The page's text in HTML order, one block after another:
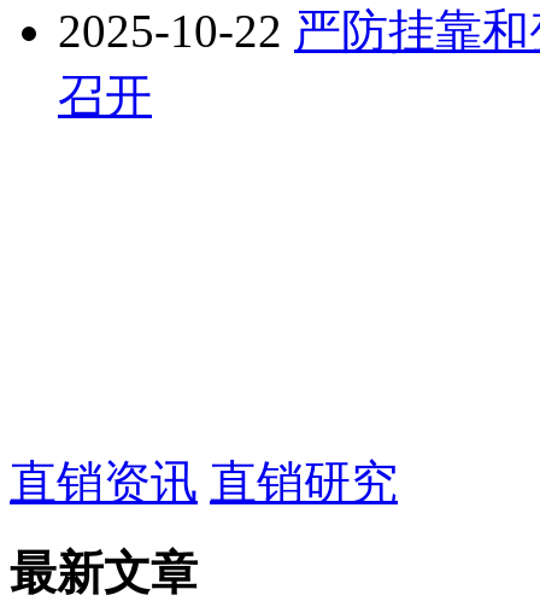
2025-10-22 严防挂靠
召开
直销资讯 直销研究
最新文章